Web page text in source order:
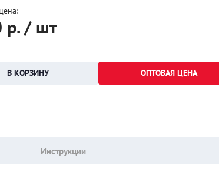
р. / шт
ОПТОВАЯ ЦЕНА
Инструкции